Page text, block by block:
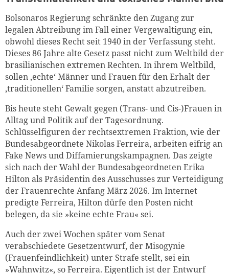
Bolsonaros Regierung schränkte den Zugang zur
legalen Abtreibung im Fall einer Vergewaltigung ein,
obwohl dieses Recht seit 1940 in der Verfassung steht.
Dieses 86 Jahre alte Gesetz passt nicht zum Weltbild der
brasilianischen extremen Rechten. In ihrem Weltbild,
sollen ‚echte‘ Männer und Frauen für den Erhalt der
‚traditionellen‘ Familie sorgen, anstatt abzutreiben.
Bis heute steht Gewalt gegen (Trans- und Cis-)Frauen in
Alltag und Politik auf der Tagesordnung.
Schlüsselfiguren der rechtsextremen Fraktion, wie der
Bundesabgeordnete Nikolas Ferreira, arbeiten eifrig an
Fake News und Diffamierungskampagnen. Das zeigte
sich nach der Wahl der Bundesabgeordneten Erika
Hilton als Präsidentin des Ausschusses zur Verteidigung
der Frauenrechte Anfang März 2026. Im Internet
predigte Ferreira, Hilton dürfe den Posten nicht
belegen, da sie »keine echte Frau« sei.
Auch der zwei Wochen später vom Senat
verabschiedete Gesetzentwurf, der Misogynie
(Frauenfeindlichkeit) unter Strafe stellt, sei ein
»Wahnwitz«, so Ferreira. Eigentlich ist der Entwurf